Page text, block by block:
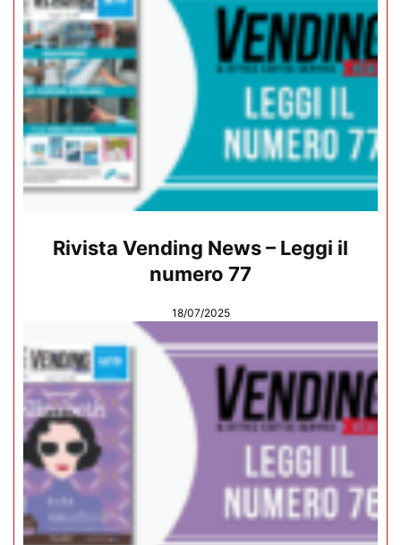
Rivista Vending News – Leggi il
numero 77
18/07/2025